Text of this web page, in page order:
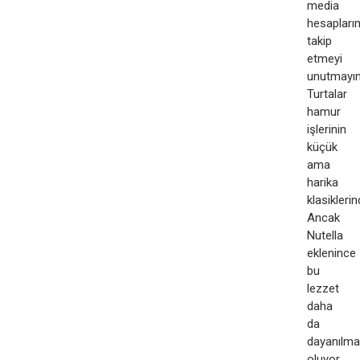
media
takip
etmeyi
unutmayın
Turtalar
hamur
işlerinin
küçük
ama
harika
Ancak
Nutella
eklenince
bu
lezzet
daha
da